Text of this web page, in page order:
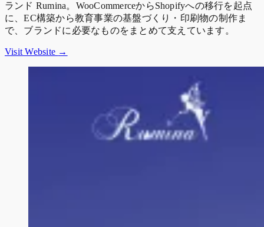
ランド Rumina。WooCommerceからShopifyへの移行を起点
に、EC構築から教育事業の基盤づくり・印刷物の制作ま
で、ブランドに必要なものをまとめて支えています。
Visit Website →